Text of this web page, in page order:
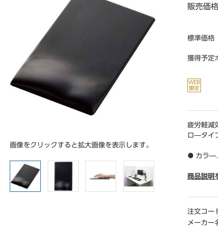
画像をクリックすると拡大画像を表示します。
販売価格
標準価格
獲得予定
疲労軽減
ロ―タイ
● カラ―
法：幅
● 材質／
ン、ハン
● 対応
商品説明
注文コー
メーカー